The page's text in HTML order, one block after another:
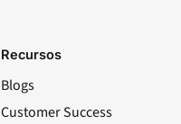
Recursos
Blogs
Customer Success